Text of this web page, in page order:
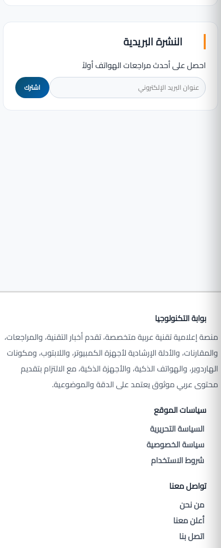
النشرة البريدية
احصل على أحدث مراجعات الهواتف أولاً
اشترك
بوابة التكنولوجيا
منصة إعلامية تقنية عربية متخصصة، تقدم أخبار التقنية، والمراجعات،
والمقارنات، والأدلة الإرشادية لأجهزة الكمبيوتر، واللابتوب، ومكونات
الهاردوير، والهواتف الذكية، والأجهزة الذكية، مع الالتزام بتقديم
محتوى عربي موثوق يعتمد على الدقة والموضوعية.
سياسات الموقع
السياسة التحريرية
سياسة الخصوصية
شروط الاستخدام
تواصل معنا
من نحن
أعلن معنا
اتصل بنا